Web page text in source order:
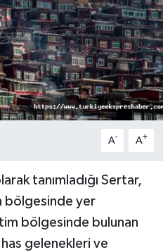
A- A+
tanımladığı Sertar,
bölgesinde yer
bölgesinde bulunan
gelenekleri ve